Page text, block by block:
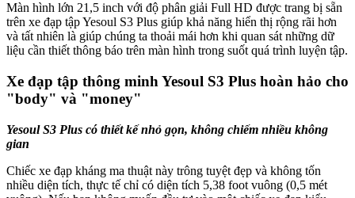
Màn hình lớn 21,5 inch với độ phân giải Full HD được trang bị sẵn
trên xe đạp tập Yesoul S3 Plus giúp khả năng hiển thị rộng rãi hơn
và tất nhiên là giúp chúng ta thoải mái hơn khi quan sát những dữ
liệu cần thiết thông báo trên màn hình trong suốt quá trình luyện tập.
Xe đạp tập thông minh Yesoul S3 Plus hoàn hảo cho
"body" và "money"
Yesoul S3 Plus có thiết kế nhỏ gọn, không chiếm nhiều không
gian
Chiếc xe đạp kháng ma thuật này trông tuyệt đẹp và không tốn
nhiều diện tích, thực tế chỉ có diện tích 5,38 foot vuông (0,5 mét